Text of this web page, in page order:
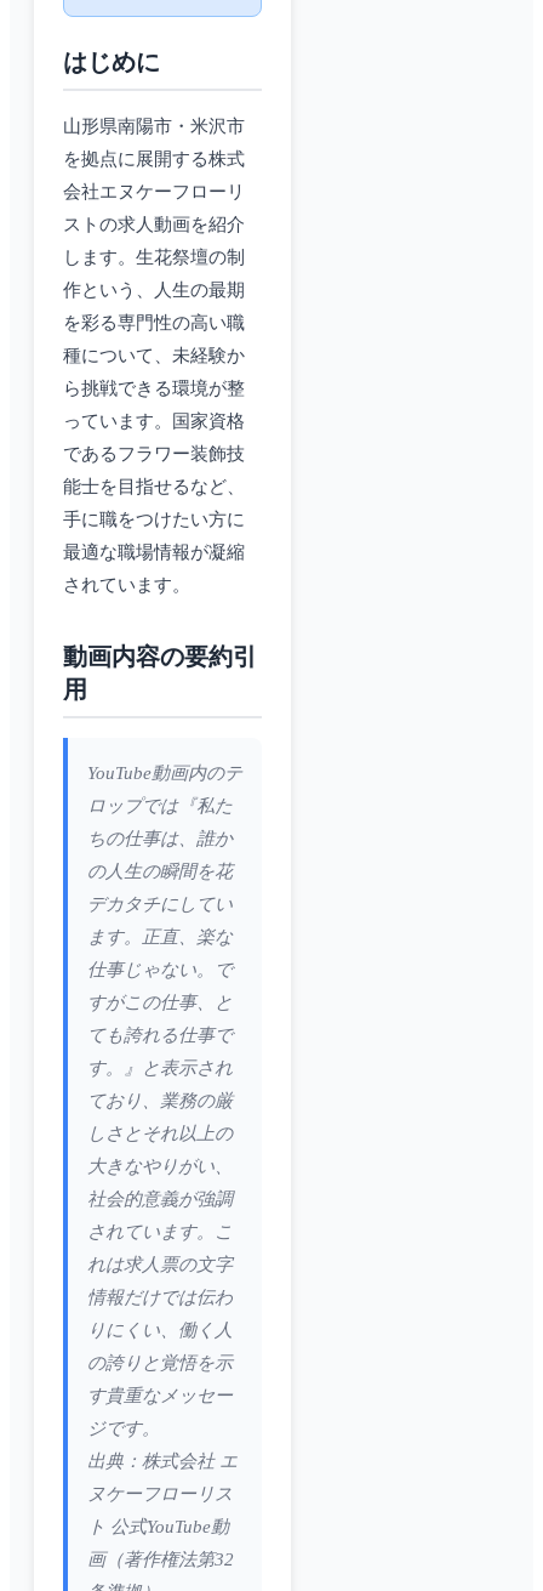
はじめに
山形県南陽市・米沢市
を拠点に展開する株式
会社エヌケーフローリ
ストの求人動画を紹介
します。生花祭壇の制
作という、人生の最期
を彩る専門性の高い職
種について、未経験か
ら挑戦できる環境が整
っています。国家資格
であるフラワー装飾技
能士を目指せるなど、
手に職をつけたい方に
最適な職場情報が凝縮
されています。
動画内容の要約引
用
YouTube動画内のテ
ロップでは『私た
ちの仕事は、誰か
の人生の瞬間を花
デカタチにしてい
ます。正直、楽な
仕事じゃない。で
すがこの仕事、と
ても誇れる仕事で
す。』と表示され
ており、業務の厳
しさとそれ以上の
大きなやりがい、
社会的意義が強調
されています。こ
れは求人票の文字
情報だけでは伝わ
りにくい、働く人
の誇りと覚悟を示
す貴重なメッセー
ジです。
出典：株式会社 エ
ヌケーフローリス
ト 公式YouTube動
画（著作権法第32